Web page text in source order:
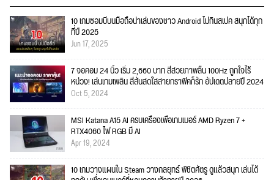
10 เกมซอมบี้บนมือถือน่าเล่นของชาว Android ไม่กินสเปค สนุกได้ทุก
ที่ปี 2025
Jun 17, 2025
7 จอคอม 24 นิ้ว เริ่ม 2,660 บาท สีสวยภาพลื่น 100Hz ถูกใจไร้
หน่วง! เล่นเกมเพลิน สีสันสดใสสายกราฟิคก็รัก อัปเดตปลายปี 2024
Oct 5, 2024
MSI Katana A15 AI ครบเครื่องเพื่อเกมเมอร์ AMD Ryzen 7 +
RTX4060 ไฟ RGB มี AI
Apr 19, 2024
10 เกมวางแผนใน Steam วางกลยุทธ์ พิชิตศัตรู ดูแล้วสนุก เล่นได้